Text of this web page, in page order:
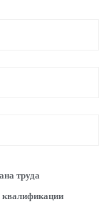
труда
квалификации